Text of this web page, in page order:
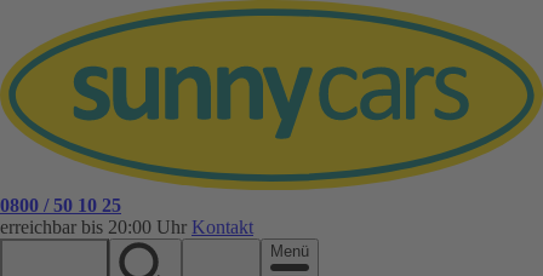
0800 / 50 10 25
erreichbar bis 20:00 Uhr Kontakt
Menü